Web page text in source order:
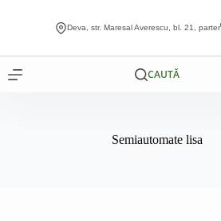
Deva, str. Maresal Averescu, bl. 21, parter
CAUTĂ
Semiautomate lisa